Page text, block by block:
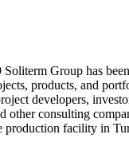
Group has
products, and
developers,
other consulting
production facility in